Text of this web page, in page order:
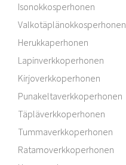
Isonokkosperhonen
Valkotäplänokkosperhonen
Herukkaperhonen
Lapinverkkoperhonen
Kirjoverkkoperhonen
Punakeltaverkkoperhonen
Täpläverkkoperhonen
Tummaverkkoperhonen
Ratamoverkkoperhonen